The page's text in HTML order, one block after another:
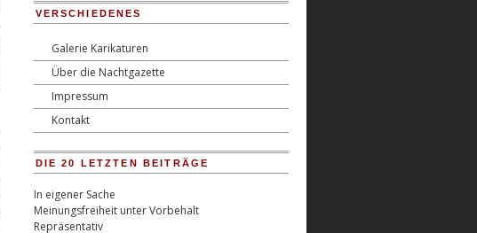
VERSCHIEDENES
Galerie Karikaturen
Über die Nachtgazette
Impressum
Kontakt
DIE 20 LETZTEN BEITRÄGE
In eigener Sache
Meinungsfreiheit unter Vorbehalt
Repräsentativ